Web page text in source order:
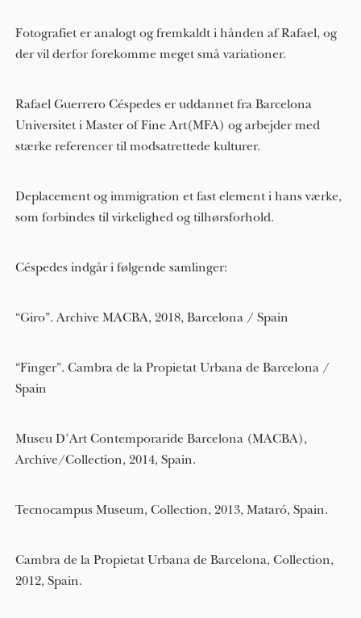
Fotografiet er analogt og fremkaldt i hånden af Rafael, og
der vil derfor forekomme meget små variationer.
Rafael Guerrero Céspedes er uddannet fra Barcelona
Universitet i Master of Fine Art(MFA) og arbejder med
stærke referencer til modsatrettede kulturer.
Deplacement og immigration et fast element i hans værke,
som forbindes til virkelighed og tilhørsforhold.
Céspedes indgår i følgende samlinger:
“Giro”. Archive MACBA, 2018, Barcelona / Spain
“Finger”. Cambra de la Propietat Urbana de Barcelona /
Spain
Museu D’Art Contemporaride Barcelona (MACBA),
Archive/Collection, 2014, Spain.
Tecnocampus Museum, Collection, 2013, Mataró, Spain.
Cambra de la Propietat Urbana de Barcelona, Collection,
2012, Spain.